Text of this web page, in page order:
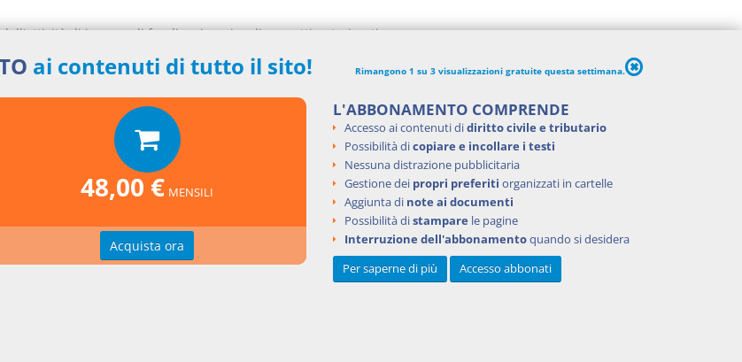
di incasso di fondi su incarico di soggetti autorizzati
servizi di pagamento non è necessaria l'iscrizione nell'elenco
finanziaria, a condizione che detta attività sia svolta sulla
di esternalizzazione, che ne predetermini le modalità di
carattere meramente materiale e in nessun caso sia
dall’ art. 7, comma 1, lett. d), D.Lgs. 19 settembre 2012, n.
di agenzia in attività finanziaria comporta gli obblighi di
previsti per i soggetti di cui all'articolo 1742 del
previsto dall'articolo 128-undecies individua forme di
scambio di informazioni con gli enti di previdenza.
dall’ art. 7, comma 1, lett. e), D.Lgs. 19 settembre 2012, n. 169)
ai contenuti di tutto il sito! Rimangono 1 su 3 visualizzazioni gratuite questa settimana.
48,00 € MENSILI
Acquista ora
L'ABBONAMENTO COMPRENDE
Accesso ai contenuti didiritto civile e tributario
Possibilità dicopiare e incollare i testi
Nessuna distrazione pubblicitaria
Gestione dei propri preferiti organizzati in cartelle
Aggiunta di note ai documenti
Possibilità distampare le pagine
Interruzione dell'abbonamentoquando si desidera
Per saperne di più
Accesso abbonati